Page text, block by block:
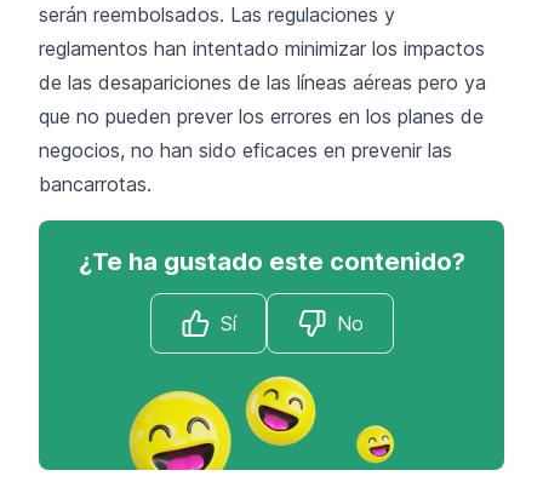
serán reembolsados. Las regulaciones y
reglamentos han intentado minimizar los impactos
de las desapariciones de las líneas aéreas pero ya
que no pueden prever los errores en los planes de
negocios, no han sido eficaces en prevenir las
bancarrotas.
¿Te ha gustado este contenido?
Sí No